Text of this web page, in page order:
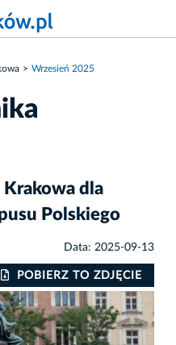
Wrzesień 2025
Krakowa dla
Polskiego
Data: 2025-09-13
POBIERZ TO ZDJĘCIE